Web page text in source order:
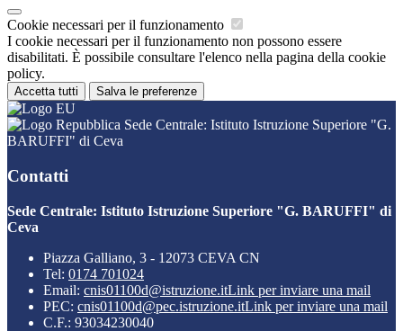
Cookie necessari per il funzionamento
I cookie necessari per il funzionamento non possono essere
disabilitati. È possibile consultare l'elenco nella pagina della cookie
policy.
Accetta tutti Salva le preferenze
Sede Centrale: Istituto Istruzione Superiore "G.
BARUFFI" di Ceva
Contatti
Sede Centrale: Istituto Istruzione Superiore "G. BARUFFI" di
Ceva
Piazza Galliano, 3 - 12073 CEVA CN
Tel: 0174 701024
Email: cnis01100d@istruzione.itLink per inviare una mail
PEC: cnis01100d@pec.istruzione.itLink per inviare una mail
C.F.: 93034230040